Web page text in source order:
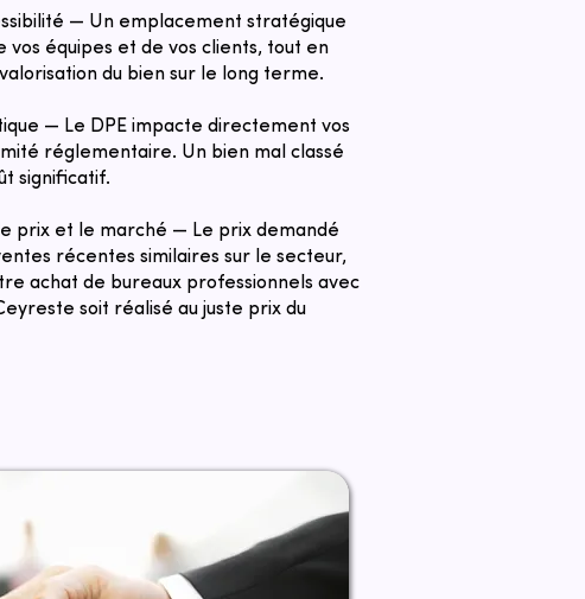
— Un emplacement stratégique
vos équipes et de vos clients, tout en
du bien sur le long terme.
— Le DPE impacte directement vos
réglementaire. Un bien mal classé
significatif.
prix et le marché — Le prix demandé
récentes similaires sur le secteur,
achat de bureaux professionnels avec
soit réalisé au juste prix du